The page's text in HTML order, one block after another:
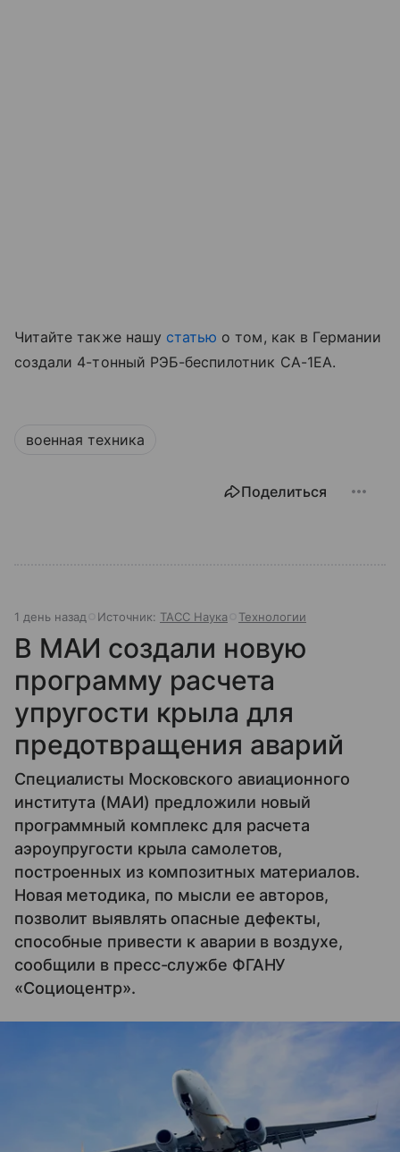
Читайте также нашу статью о том, как в Германии
создали 4-тонный РЭБ-беспилотник CA-1EA.
военная техника
Поделиться
1 день назад Источник: ТАСС Наука Технологии
В МАИ создали новую
программу расчета
упругости крыла для
предотвращения аварий
Специалисты Московского авиационного
института (МАИ) предложили новый
программный комплекс для расчета
аэроупругости крыла самолетов,
построенных из композитных материалов.
Новая методика, по мысли ее авторов,
позволит выявлять опасные дефекты,
способные привести к аварии в воздухе,
сообщили в пресс-службе ФГАНУ
«Cоциоцентр».